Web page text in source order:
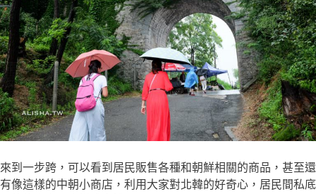
來到一步跨，可以看到居民販售各種和朝鮮相關的商品，甚至還
有像這樣的中朝小商店，利用大家對北韓的好奇心，居民間私底